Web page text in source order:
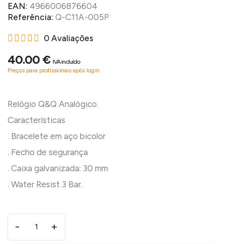
EAN: 4966006876604
Referência: Q-C11A-005P
0 Avaliações
40.00 € IVA incluído
Preços para profissionais após login
Relógio Q&Q Analógico.
Características
. Bracelete em aço bicolor
. Fecho de segurança
. Caixa galvanizada: 30 mm
- +